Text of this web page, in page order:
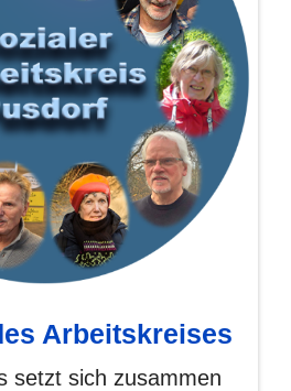
Arbeitskreises
setzt sich zusammen